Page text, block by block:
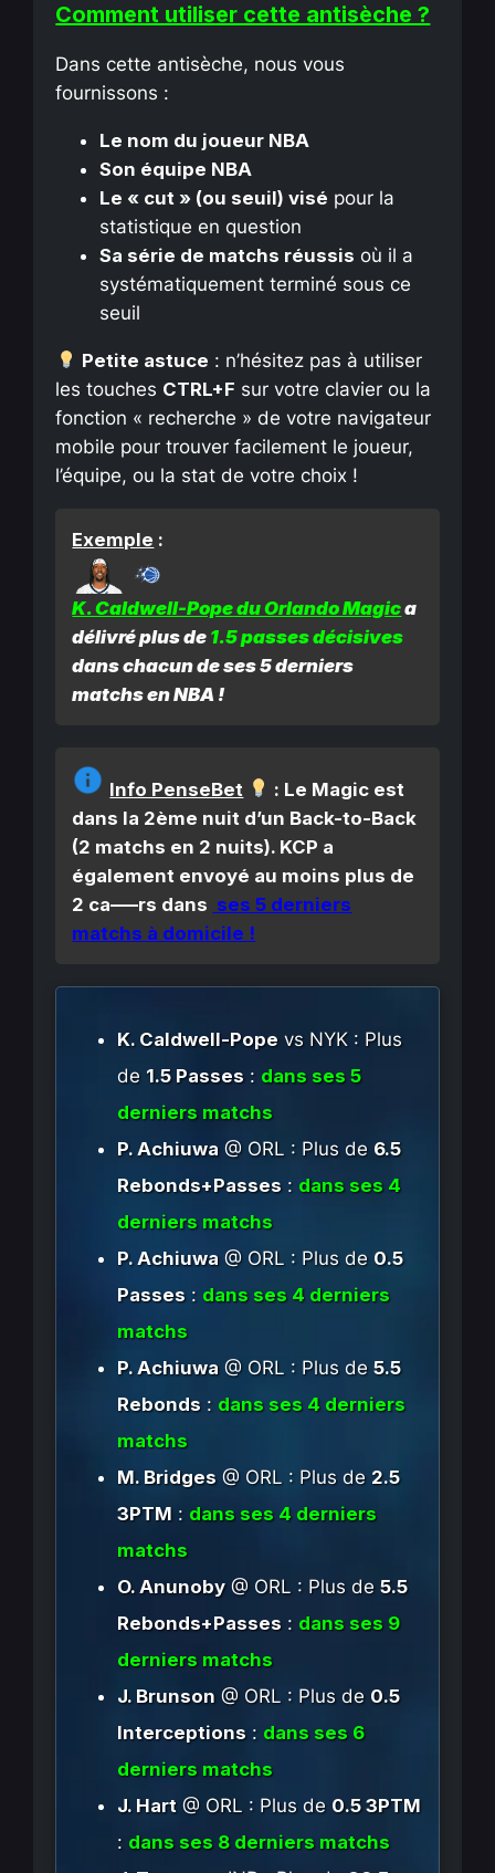
Comment utiliser cette antisèche ?
Dans cette antisèche, nous vous
fournissons :
Le nom du joueur NBA
Son équipe NBA
Le « cut » (ou seuil) visé pour la
statistique en question
Sa série de matchs réussis où il a
systématiquement terminé sous ce
seuil
Petite astuce : n’hésitez pas à utiliser
les touches CTRL+F sur votre clavier ou la
fonction « recherche » de votre navigateur
mobile pour trouver facilement le joueur,
l’équipe, ou la stat de votre choix !
Exemple :
K. Caldwell-Popedu Orlando Magica
délivré plus de 1.5 passes décisives
dans chacun de ses5 derniers
matchs en NBA !
Info PenseBet
: Le Magic est
dans la 2ème nuit d’un Back-to-Back
(2 matchs en 2 nuits). KCP a
également envoyé au moins plus de
2 ca—–rs dans ses 5 derniers
matchs à domicile !
K. Caldwell-Pope vs NYK : Plus
de 1.5 Passes : dans ses 5
derniers matchs
P. Achiuwa @ ORL : Plus de 6.5
Rebonds+Passes : dans ses 4
derniers matchs
P. Achiuwa@ ORL : Plus de 0.5
Passes : dans ses 4 derniers
matchs
P. Achiuwa @ ORL : Plus de5.5
Rebonds : dans ses 4 derniers
matchs
M. Bridges @ ORL : Plus de 2.5
3PTM : dans ses 4 derniers
matchs
O. Anunoby @ ORL : Plus de5.5
Rebonds+Passes : dans ses 9
derniers matchs
J. Brunson @ ORL : Plus de 0.5
Interceptions : dans ses 6
derniers matchs
J. Hart @ ORL : Plus de 0.5 3PTM
: dans ses 8 derniers matchs